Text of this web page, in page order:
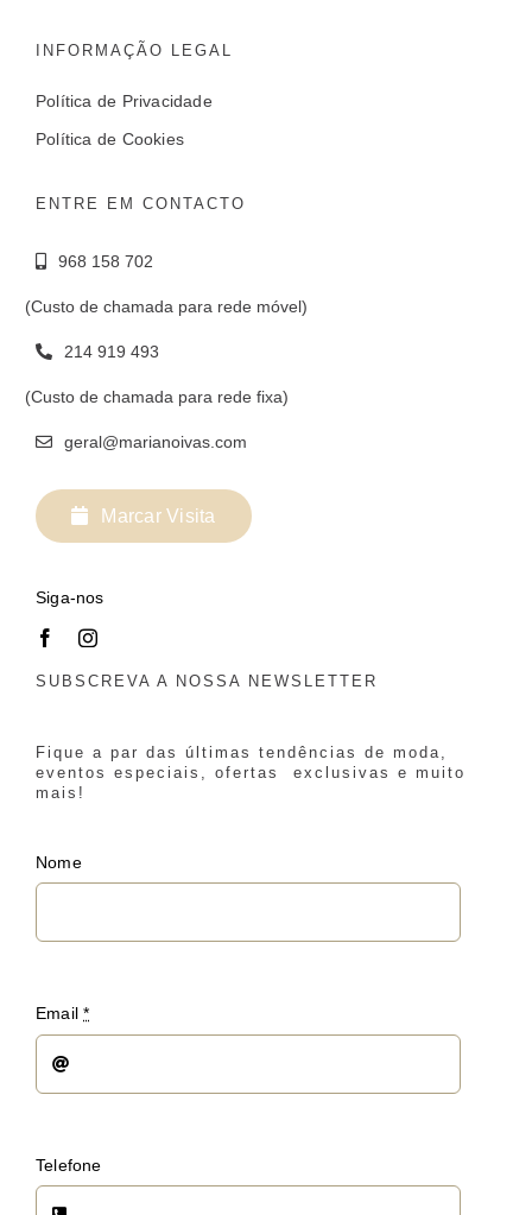
INFORMAÇÃO LEGAL
Política de Privacidade
Política de Cookies
ENTRE EM CONTACTO
968 158 702
(Custo de chamada para rede móvel)
214 919 493
(Custo de chamada para rede fixa)
geral@marianoivas.com
Marcar Visita
Siga-nos
SUBSCREVA A NOSSA NEWSLETTER
Fique a par das últimas tendências de moda,
eventos especiais, ofertas exclusivas e muito
mais!
Nome
Email*
Telefone